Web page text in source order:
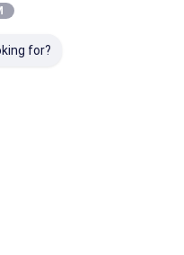
for?